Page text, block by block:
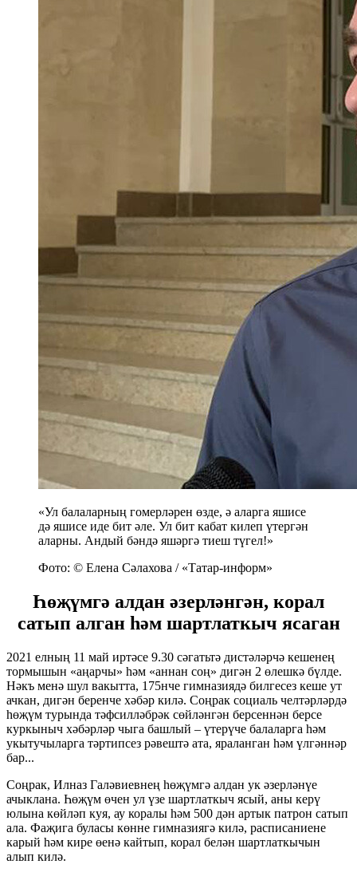
«Ул балаларның гомерләрен өзде, ә аларга яшисе
дә яшисе иде бит әле. Ул бит кабат килеп үтергән
аларны. Андый бәндә яшәргә тиеш түгел!»
Фото: © Елена Сәлахова / «Татар-информ»
Һөҗүмгә алдан әзерләнгән, корал
сатып алган һәм шартлаткыч ясаган
2021 елның 11 май иртәсе 9.30 сәгатьтә дистәләрчә кешенең
тормышын «аңарчы» һәм «аннан соң» дигән 2 өлешкә бүлде.
Нәкъ менә шул вакытта, 175нче гимназиядә билгесез кеше ут
ачкан, дигән беренче хәбәр килә. Соңрак социаль челтәрләрдә
һөҗүм турында тәфсилләбрәк сөйләнгән берсеннән берсе
куркыныч хәбәрләр чыга башлый – үтерүче балаларга һәм
укытучыларга тәртипсез рәвештә ата, яраланган һәм үлгәннәр
бар...
Соңрак, Илназ Галәвиевнең һөҗүмгә алдан ук әзерләнүе
ачыклана. Һөҗүм өчен ул үзе шартлаткыч ясый, аны керү
юлына көйләп куя, ау коралы һәм 500 дән артык патрон сатып
ала. Фаҗига буласы көнне гимназиягә килә, расписаниене
карый һәм кире өенә кайтып, корал белән шартлаткычын
алып килә.